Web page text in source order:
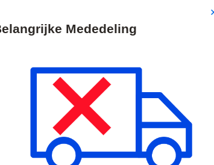
Verzendingen worden op dinsdag 11
OPLOSSINGEN